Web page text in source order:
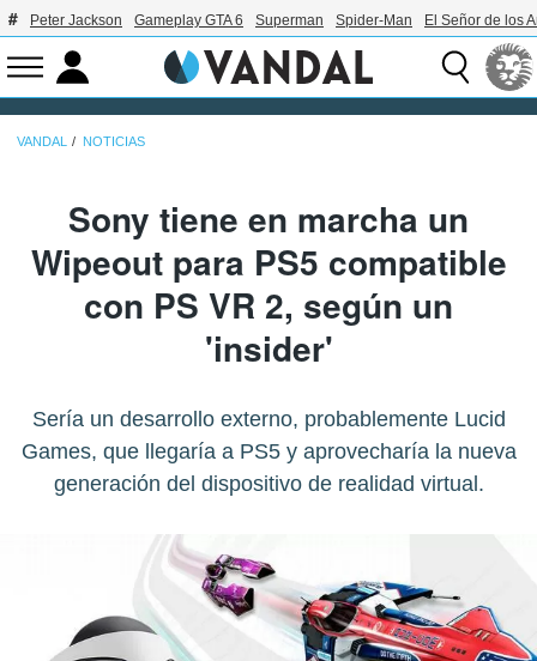
Peter Jackson Gameplay GTA 6 Superman Spider-Man El Señor de los
VANDAL NOTICIAS
Sony tiene en marcha un
Wipeout para PS5 compatible
con PS VR 2, según un
'insider'
Sería un desarrollo externo, probablemente Lucid
Games, que llegaría a PS5 y aprovecharía la nueva
generación del dispositivo de realidad virtual.